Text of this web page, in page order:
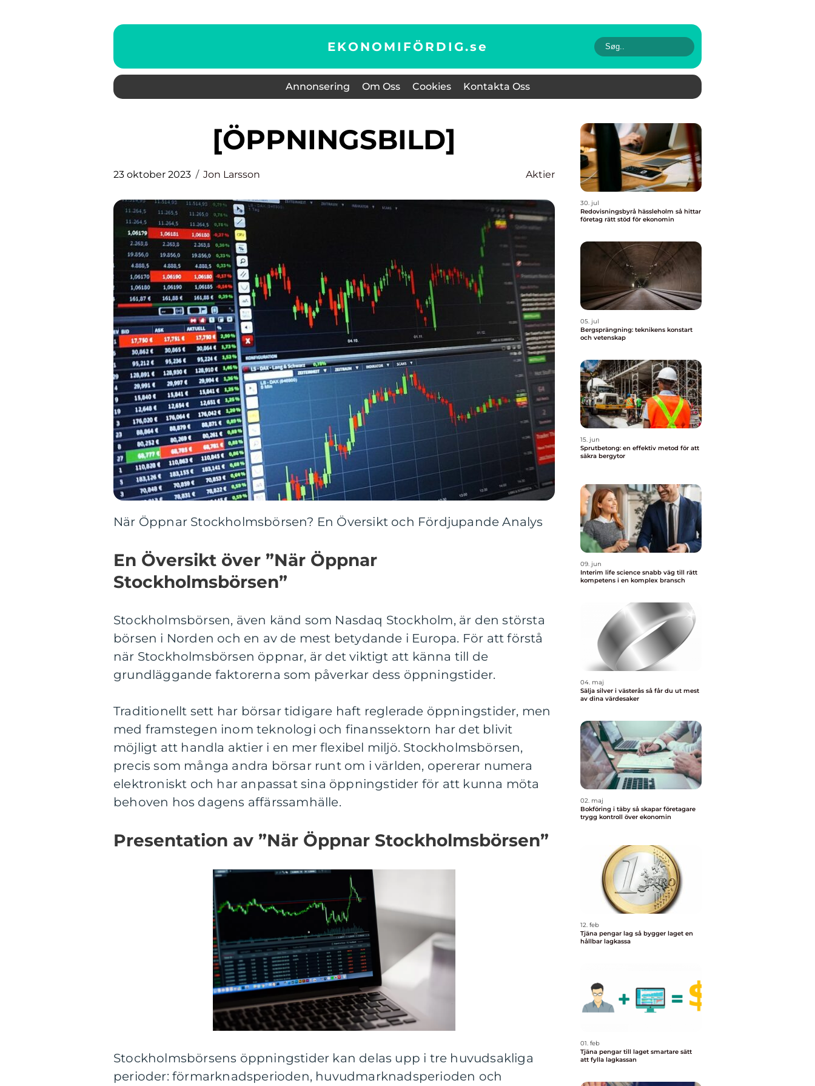
EKONOMIFÖRDIG.se
Annonsering Om Oss Cookies Kontakta Oss
[ÖPPNINGSBILD]
23 oktober 2023 Jon Larsson Aktier
När Öppnar Stockholmsbörsen? En Översikt och Fördjupande Analys
En Översikt över ”När Öppnar
Stockholmsbörsen”
Stockholmsbörsen, även känd som Nasdaq Stockholm, är den största
börsen i Norden och en av de mest betydande i Europa. För att förstå
när Stockholmsbörsen öppnar, är det viktigt att känna till de
grundläggande faktorerna som påverkar dess öppningstider.
Traditionellt sett har börsar tidigare haft reglerade öppningstider, men
med framstegen inom teknologi och finanssektorn har det blivit
möjligt att handla aktier i en mer flexibel miljö. Stockholmsbörsen,
precis som många andra börsar runt om i världen, opererar numera
elektroniskt och har anpassat sina öppningstider för att kunna möta
behoven hos dagens affärssamhälle.
Presentation av ”När Öppnar Stockholmsbörsen”
Stockholmsbörsens öppningstider kan delas upp i tre huvudsakliga
perioder: förmarknadsperioden, huvudmarknadsperioden och
30. jul
Redovisningsbyrå hässleholm så hittar
företag rätt stöd för ekonomin
05. jul
Bergsprängning: teknikens konstart
och vetenskap
15. jun
Sprutbetong: en effektiv metod för att
säkra bergytor
09. jun
Interim life science snabb väg till rätt
kompetens i en komplex bransch
04. maj
Sälja silver i västerås så får du ut mest
av dina värdesaker
02. maj
Bokföring i täby så skapar företagare
trygg kontroll över ekonomin
12. feb
Tjäna pengar lag så bygger laget en
hållbar lagkassa
01. feb
Tjäna pengar till laget smartare sätt
att fylla lagkassan